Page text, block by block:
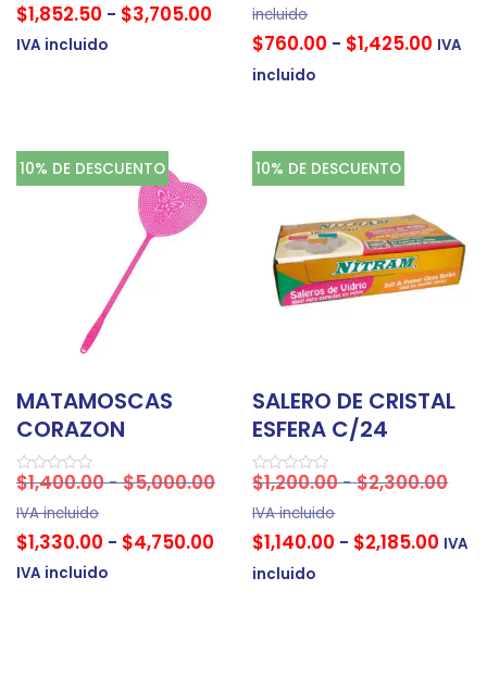
5
$1,852.50 - $3,705.00
IVA incluido
0
5
incluido
$760.00 - $1,425.00 IVA
incluido
10% DE DESCUENTO
MATAMOSCAS
CORAZON
Valorado
0
5
$1,400.00-$5,000.00
IVA incluido
$1,330.00 - $4,750.00
IVA incluido
10% DE DESCUENTO
SALERO DE CRISTAL
ESFERA C/24
Valorado
0
5
$1,200.00-$2,300.00
IVA incluido
$1,140.00 - $2,185.00 IVA
incluido